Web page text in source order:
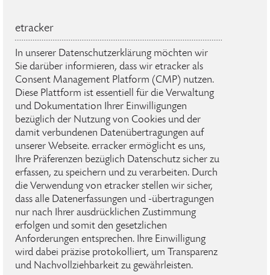
etracker
In unserer Datenschutzerklärung möchten wir
Sie darüber informieren, dass wir etracker als
Consent Management Platform (CMP) nutzen.
Diese Plattform ist essentiell für die Verwaltung
und Dokumentation Ihrer Einwilligungen
bezüglich der Nutzung von Cookies und der
damit verbundenen Datenübertragungen auf
unserer Webseite. erracker ermöglicht es uns,
Ihre Präferenzen bezüglich Datenschutz sicher zu
erfassen, zu speichern und zu verarbeiten. Durch
die Verwendung von etracker stellen wir sicher,
dass alle Datenerfassungen und -übertragungen
nur nach Ihrer ausdrücklichen Zustimmung
erfolgen und somit den gesetzlichen
Anforderungen entsprechen. Ihre Einwilligung
wird dabei präzise protokolliert, um Transparenz
und Nachvollziehbarkeit zu gewährleisten.